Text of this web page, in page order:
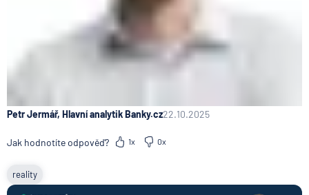
Petr Jermář, Hlavní analytik Banky.cz22.10.2025
Jak hodnotíte odpověď? 1x 0x
reality